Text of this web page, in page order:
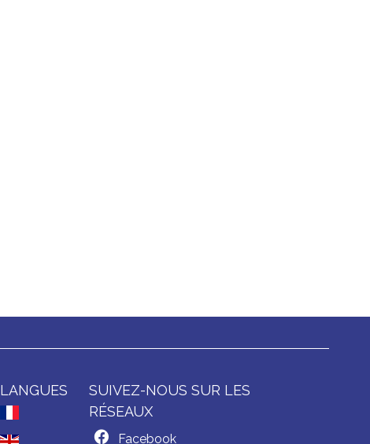
LANGUES
SUIVEZ-NOUS SUR LES
RÉSEAUX
Facebook